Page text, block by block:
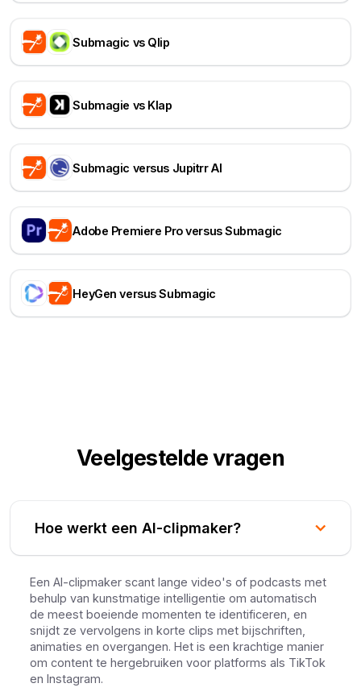
Submagic vs Qlip
Submagie vs Klap
Submagic versus Jupitrr AI
Adobe Premiere Pro versus Submagic
HeyGen versus Submagic
Veelgestelde vragen
Hoe werkt een AI-clipmaker?
Een AI-clipmaker scant lange video's of podcasts met
behulp van kunstmatige intelligentie om automatisch
de meest boeiende momenten te identificeren, en
snijdt ze vervolgens in korte clips met bijschriften,
animaties en overgangen. Het is een krachtige manier
om content te hergebruiken voor platforms als TikTok
en Instagram.